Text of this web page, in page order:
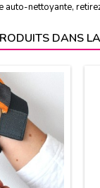
auto-nettoyante,
DANS